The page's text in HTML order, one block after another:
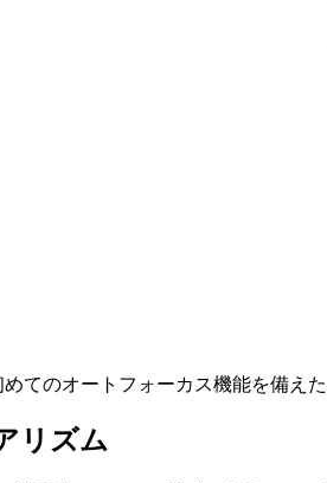
てのオートフォーカス機能を備え
リズム